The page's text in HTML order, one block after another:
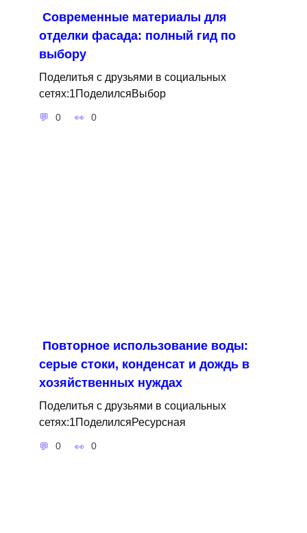
Современные материалы для
отделки фасада: полный гид по
выбору
Поделитья с друзьями в социальных
сетях:1ПоделилсяВыбор
0 0
Повторное использование воды:
серые стоки, конденсат и дождь в
хозяйственных нуждах
Поделитья с друзьями в социальных
сетях:1ПоделилсяРесурсная
0 0